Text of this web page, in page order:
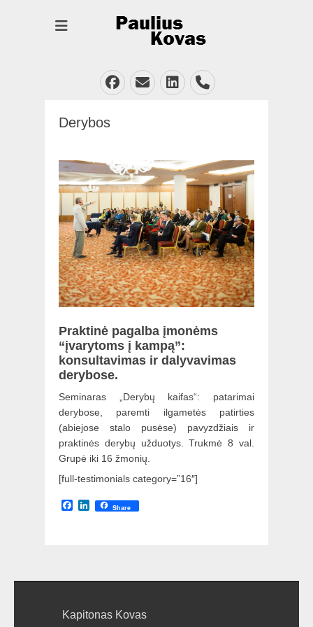
Facebook
EmailLinkedIn
Phone
Derybos
Praktinė pagalba įmonėms
“įvarytoms į kampą”:
konsultavimas ir dalyvavimas
derybose.
Seminaras „Derybų kaifas“: patarimai
derybose, paremti ilgametės patirties
(abiejose stalo pusėse) pavyzdžiais ir
praktinės derybų užduotys. Trukmė 8 val.
Grupė iki 16 žmonių.
[full-testimonials category=”16″]
Facebook
LinkedIn
Share
Kapitonas Kovas